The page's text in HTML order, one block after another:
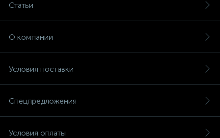
Статьи
О компании
Условия поставки
Спецпредложения
Условия оплаты